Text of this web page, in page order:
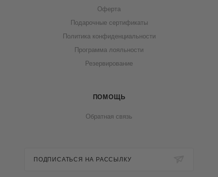
Оферта
Подарочные сертификаты
Политика конфиденциальности
Программа лояльности
Резервирование
ПОМОЩЬ
Обратная связь
ПОДПИСАТЬСЯ НА РАССЫЛКУ